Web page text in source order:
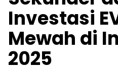
Investasi
Mewah di
2025